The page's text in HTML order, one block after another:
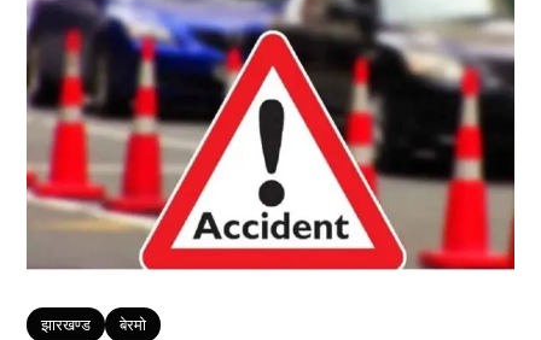
Tags
झारखण्ड बेरमो